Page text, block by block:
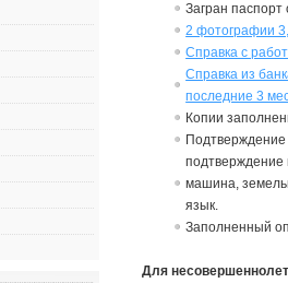
Загран паспорт
2 фотографии
Справка с
Справка из
последние 3
Копии
Подтверждение
подтверждение
машина,
язык.
Заполненный
Для